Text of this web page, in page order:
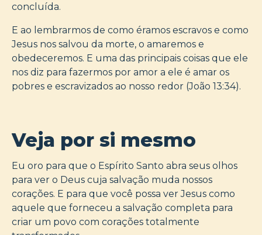
concluída.
E ao lembrarmos de como éramos escravos e como
Jesus nos salvou da morte, o amaremos e
obedeceremos. E uma das principais coisas que ele
nos diz para fazermos por amor a ele é amar os
pobres e escravizados ao nosso redor (João 13:34).
Veja por si mesmo
Eu oro para que o Espírito Santo abra seus olhos
para ver o Deus cuja salvação muda nossos
corações. E para que você possa ver Jesus como
aquele que forneceu a salvação completa para
criar um povo com corações totalmente